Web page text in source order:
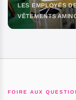
LES EMPLOYÉS
VÊTEMENTS
FOIRE AUX